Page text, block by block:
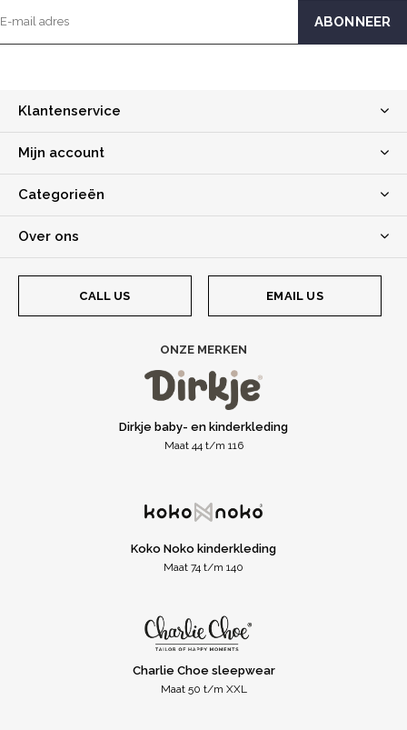
Klantenservice
Mijn account
Categorieën
Over ons
CALL US EMAIL US
ONZE MERKEN
Dirkje baby- en kinderkleding
Maat 44 t/m 116
Koko Noko kinderkleding
Maat 74 t/m 140
Charlie Choe sleepwear
Maat 50 t/m XXL